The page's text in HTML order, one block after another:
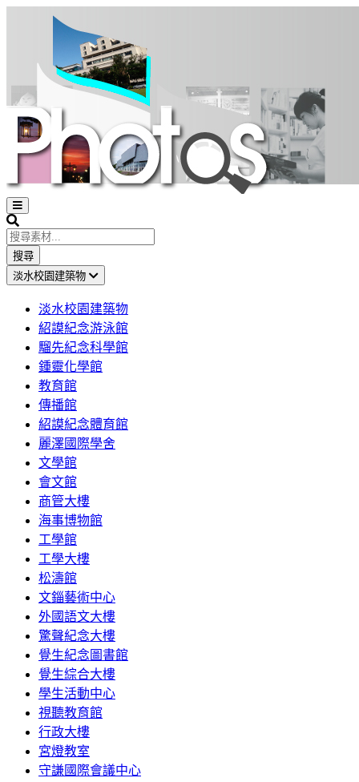
Open
sidebar
Search
搜尋
淡水校園建築物
淡水校園建築物
紹謨紀念游泳館
騮先紀念科學館
鍾靈化學館
教育館
傳播館
紹謨紀念體育館
麗澤國際學舍
文學館
會文館
商管大樓
海事博物館
工學館
工學大樓
松濤館
文錙藝術中心
外國語文大樓
驚聲紀念大樓
覺生紀念圖書館
覺生綜合大樓
學生活動中心
視聽教育館
行政大樓
宮燈教室
守謙國際會議中心